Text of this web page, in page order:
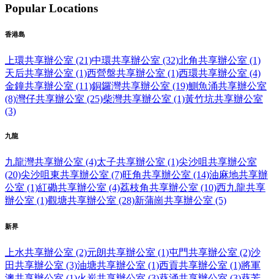
Popular Locations
香港島
上環共享辦公室 (21)中環共享辦公室 (32)北角共享辦公室 (1)
天后共享辦公室 (1)西營盤共享辦公室 (1)西環共享辦公室 (4)
金鐘共享辦公室 (11)銅鑼灣共享辦公室 (19)鰂魚涌共享辦公室
(8)灣仔共享辦公室 (25)柴灣共享辦公室 (1)黃竹坑共享辦公室
(3)
九龍
九龍灣共享辦公室 (4)太子共享辦公室 (1)尖沙咀共享辦公室
(20)尖沙咀東共享辦公室 (7)旺角共享辦公室 (14)油麻地共享辦
公室 (1)紅磡共享辦公室 (4)荔枝角共享辦公室 (10)西九龍共享
辦公室 (1)觀塘共享辦公室 (28)新蒲崗共享辦公室 (5)
新界
上水共享辦公室 (2)元朗共享辦公室 (1)屯門共享辦公室 (2)沙
田共享辦公室 (3)油塘共享辦公室 (1)西貢共享辦公室 (1)將軍